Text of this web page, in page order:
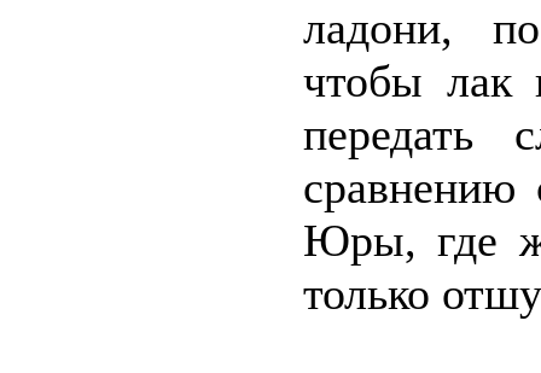
ладони,
чтобы лак
передать
Юры, где
только